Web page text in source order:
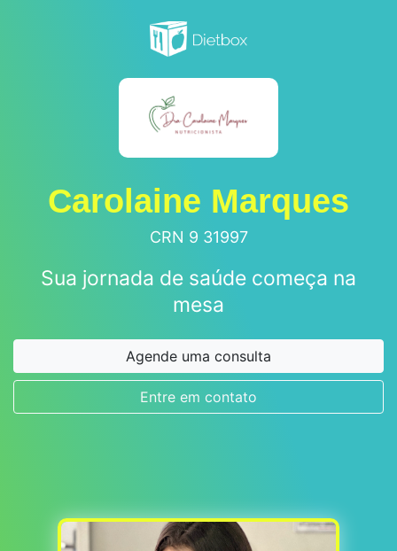
Carolaine Marques
CRN 9 31997
Sua jornada de saúde começa na
mesa
Agende uma consulta
Entre em contato